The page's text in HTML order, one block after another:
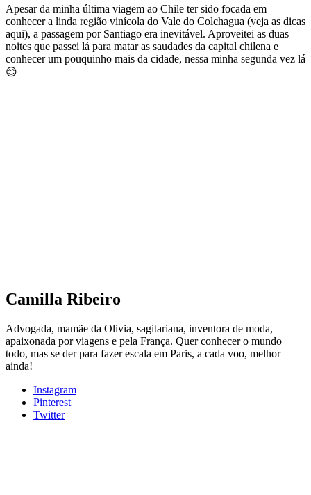
Apesar da minha última viagem ao Chile ter sido focada em
conhecer a linda região vinícola do Vale do Colchagua (veja as dicas
aqui), a passagem por Santiago era inevitável. Aproveitei as duas
noites que passei lá para matar as saudades da capital chilena e
conhecer um pouquinho mais da cidade, nessa minha segunda vez lá
😊
Camilla Ribeiro
Advogada, mamãe da Olivia, sagitariana, inventora de moda,
apaixonada por viagens e pela França. Quer conhecer o mundo
todo, mas se der para fazer escala em Paris, a cada voo, melhor
ainda!
Instagram
Pinterest
Twitter